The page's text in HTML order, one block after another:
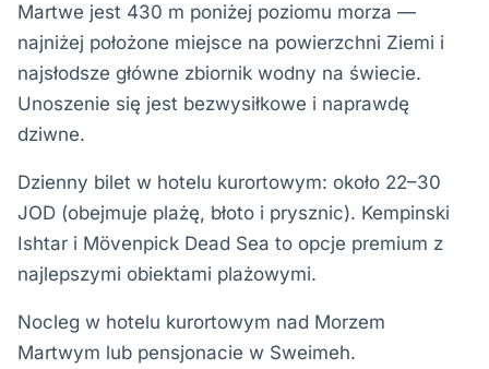
Martwe jest 430 m poniżej poziomu morza —
najniżej położone miejsce na powierzchni Ziemi i
najsłodsze główne zbiornik wodny na świecie.
Unoszenie się jest bezwysiłkowe i naprawdę
dziwne.
Dzienny bilet w hotelu kurortowym: około 22–30
JOD (obejmuje plażę, błoto i prysznic). Kempinski
Ishtar i Mövenpick Dead Sea to opcje premium z
najlepszymi obiektami plażowymi.
Nocleg w hotelu kurortowym nad Morzem
Martwym lub pensjonacie w Sweimeh.